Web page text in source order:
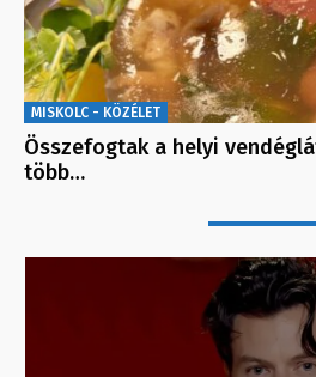
MISKOLC - KÖZÉLET
Összefogtak a helyi
több…